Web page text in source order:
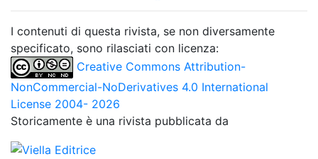
I contenuti di questa rivista, se non diversamente
specificato, sono rilasciati con licenza:
Creative Commons Attribution-
NonCommercial-NoDerivatives 4.0 International
License 2004- 2026
Storicamente è una rivista pubblicata da